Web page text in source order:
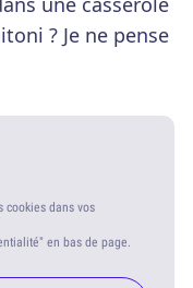
? Je ne pense
cookies dans vos
en bas de page.